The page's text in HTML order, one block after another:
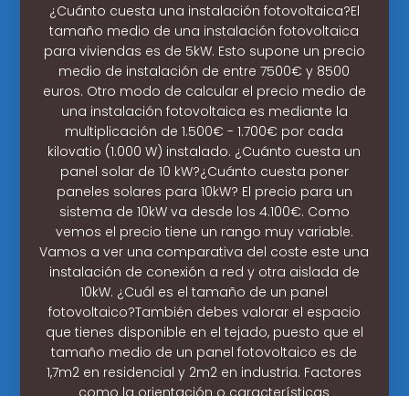
¿Cuánto cuesta una instalación fotovoltaica?El
tamaño medio de una instalación fotovoltaica
para viviendas es de 5kW. Esto supone un precio
medio de instalación de entre 7500€ y 8500
euros. Otro modo de calcular el precio medio de
una instalación fotovoltaica es mediante la
multiplicación de 1.500€ - 1.700€ por cada
kilovatio (1.000 W) instalado. ¿Cuánto cuesta un
panel solar de 10 kW?¿Cuánto cuesta poner
paneles solares para 10kW? El precio para un
sistema de 10kW va desde los 4.100€. Como
vemos el precio tiene un rango muy variable.
Vamos a ver una comparativa del coste este una
instalación de conexión a red y otra aislada de
10kW. ¿Cuál es el tamaño de un panel
fotovoltaico?También debes valorar el espacio
que tienes disponible en el tejado, puesto que el
tamaño medio de un panel fotovoltaico es de
1,7m2 en residencial y 2m2 en industria. Factores
como la orientación o características